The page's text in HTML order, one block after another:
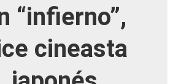
“infierno”,
cineasta